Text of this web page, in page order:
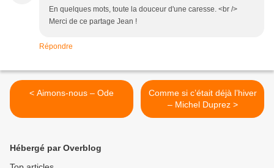
En quelques mots, toute la douceur d'une caresse. <br />
Merci de ce partage Jean !
Répondre
< Aimons-nous – Ode
Comme si c’était déjà l’hiver
– Michel Duprez >
Hébergé par Overblog